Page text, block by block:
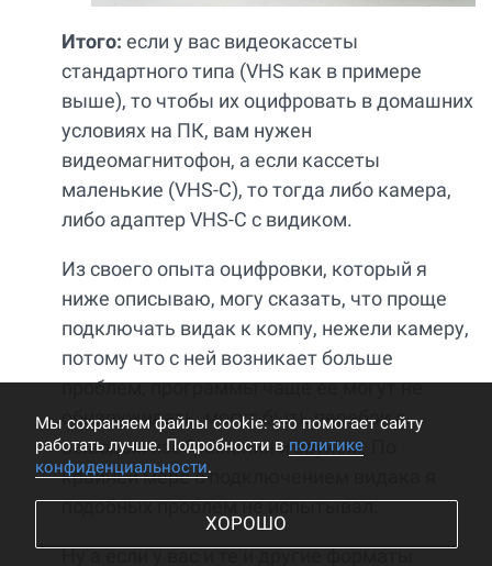
Итого: если у вас видеокассеты
стандартного типа (VHS как в примере
выше), то чтобы их оцифровать в домашних
условиях на ПК, вам нужен
видеомагнитофон, а если кассеты
маленькие (VHS-C), то тогда либо камера,
либо адаптер VHS-C с видиком.
Из своего опыта оцифровки, который я
ниже описываю, могу сказать, что проще
подключать видак к компу, нежели камеру,
потому что с ней возникает больше
проблем, программы чаще ее могут не
обнаруживать, могут быть перебои с
выводом изображения и звуком. По
крайней мере с подключением видака я
подобных проблем не испытывал.
Ну а если у вас и те и другие форматы
Мы cохраняем файлы cookie: это помогает сайту
работать лучше. Подробности в политике
конфиденциальности.
ХОРОШО